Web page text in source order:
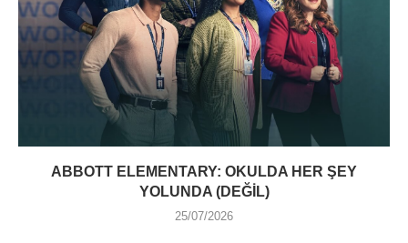
ABBOTT ELEMENTARY: OKULDA HER ŞEY
YOLUNDA (DEĞIL)
25/07/2026